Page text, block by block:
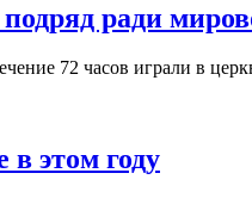
ради
72 часов играли в
в этом году